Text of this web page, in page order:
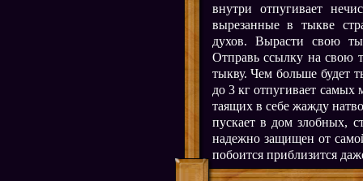
внутри отпугивает
вырезанные в тыкве
духов. Вырасти свою
Отправь ссылку на свою
тыкву. Чем больше будет
до 3 кг отпугивает
таящих в себе жажду
пускает в дом злобных,
надежно защищен от
побоится приблизится